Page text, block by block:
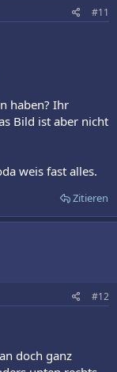
#11
haben? Ihr
Bild ist aber nicht
weis fast alles.
Zitieren
#12
doch ganz